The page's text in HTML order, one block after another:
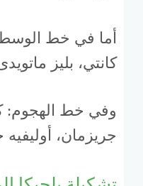
أما في خط
كانتي، بليز
وفي خط الهجوم:
جريزمان، أوليفيه